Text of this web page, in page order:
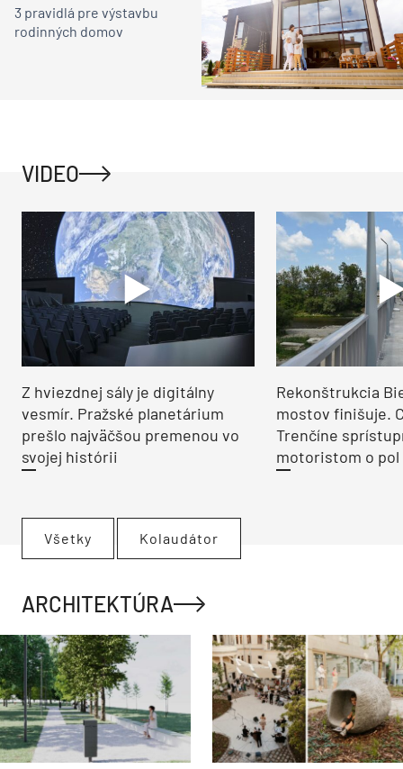
3 pravidlá pre výstavbu
rodinných domov
VIDEO
Z hviezdnej sály je digitálny
vesmír. Pražské planetárium
prešlo najväčšou premenou vo
svojej histórii
Rekonštrukcia
mostov finišuje.
Trenčíne
motoristom o pol
Všetky Kolaudátor
ARCHITEKTÚRA